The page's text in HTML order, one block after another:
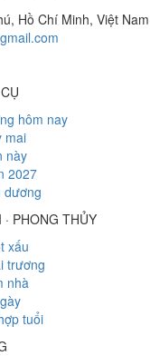
, Hồ Chí Minh, Việt Nam
hôm nay
mai
này
2027
dương
· PHONG THỦY
xấu
trương
nhà
tuổi